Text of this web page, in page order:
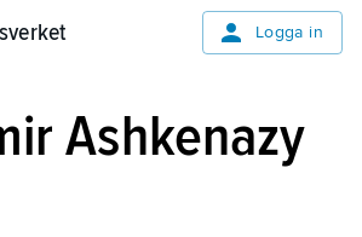
Logga in
Ashkenazy